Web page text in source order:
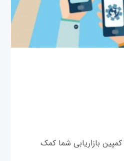
بازاریابی شما کمک